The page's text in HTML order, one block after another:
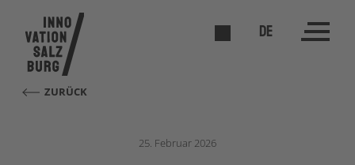
DE
ZURÜCK
25. Februar 2026